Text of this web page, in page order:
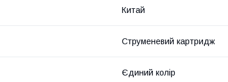
Китай
Струменевий картридж
Єдиний колір